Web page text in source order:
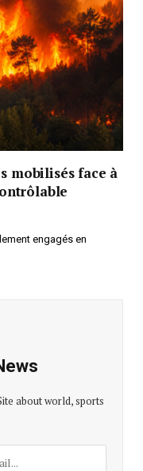
mobilisés face à
engagés en
about world, sports